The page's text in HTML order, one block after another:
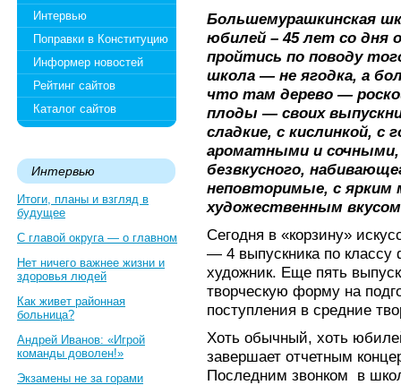
Интервью
Поправки в Конституцию
Информер новостей
Рейтинг сайтов
Каталог сайтов
Интервью
Итоги, планы и взгляд в
будущее
С главой округа — о главном
Нет ничего важнее жизни и
здоровья людей
Как живет районная
больница?
Андрей Иванов: «Игрой
команды доволен!»
Экзамены не за горами
Большемурашкинская
юбилей – 45 лет со дня
пройтись по поводу
школа — не ягодка, а
что там дерево —
плоды — своих
сладкие, с кислинкой, с
ароматными и сочными,
безвкусного,
неповторимые, с ярким
художественным
Сегодня в «корзину»
— 4 выпускника по классу
художник. Еще пять
творческую форму на
поступления в средние
Хоть обычный, хоть
завершает отчетным
Последним звонком в